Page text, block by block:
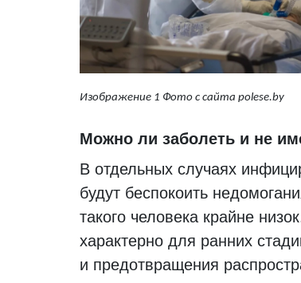
Изображение 1 Фото с сайта polese.by
Можно ли заболеть и не
В отдельных случаях
будут беспокоить
такого человека крайне
характерно для ранних
и предотвращения